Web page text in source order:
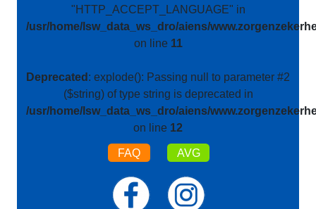
"HTTP_ACCEPT_LANGUAGE" in
/usr/home/lsw_data_ws_dro/aiens/
on line 11
Deprecated : explode(): Passing null to parameter #2
($string) of type string is deprecated in
/usr/home/lsw_data_ws_dro/aiens/
on line 12
FAQ AVG